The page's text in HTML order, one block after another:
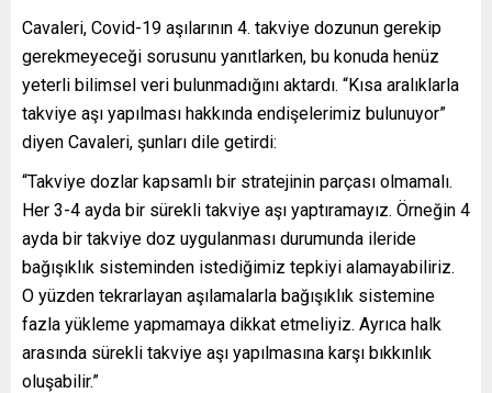
Cavaleri, Covid-19 aşılarının 4. takviye dozunun gerekip
gerekmeyeceği sorusunu yanıtlarken, bu konuda henüz
yeterli bilimsel veri bulunmadığını aktardı. “Kısa aralıklarla
takviye aşı yapılması hakkında endişelerimiz bulunuyor”
diyen Cavaleri, şunları dile getirdi:
“Takviye dozlar kapsamlı bir stratejinin parçası olmamalı.
Her 3-4 ayda bir sürekli takviye aşı yaptıramayız. Örneğin 4
ayda bir takviye doz uygulanması durumunda ileride
bağışıklık sisteminden istediğimiz tepkiyi alamayabiliriz.
O yüzden tekrarlayan aşılamalarla bağışıklık sistemine
fazla yükleme yapmamaya dikkat etmeliyiz. Ayrıca halk
arasında sürekli takviye aşı yapılmasına karşı bıkkınlık
oluşabilir.”